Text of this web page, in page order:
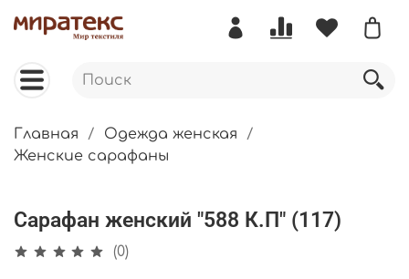
Главная
Одежда женская
Женские сарафаны
Сарафан женский "588 К.П" (117)
(0)